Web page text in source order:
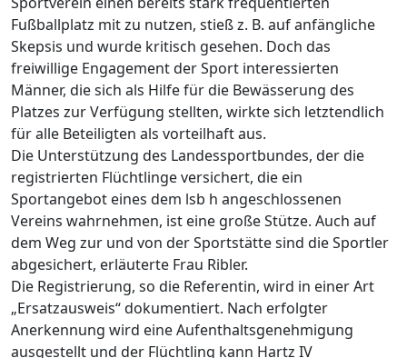
Fußballplatz mit zu nutzen, stieß z. B. auf anfängliche
Skepsis und wurde kritisch gesehen. Doch das
freiwillige Engagement der Sport interessierten
Männer, die sich als Hilfe für die Bewässerung des
Platzes zur Verfügung stellten, wirkte sich letztendlich
für alle Beteiligten als vorteilhaft aus.
Die Unterstützung des Landessportbundes, der die
registrierten Flüchtlinge versichert, die ein
Sportangebot eines dem lsb h angeschlossenen
Vereins wahrnehmen, ist eine große Stütze. Auch auf
dem Weg zur und von der Sportstätte sind die Sportler
abgesichert, erläuterte Frau Ribler.
Die Registrierung, so die Referentin, wird in einer Art
„Ersatzausweis“ dokumentiert. Nach erfolgter
Anerkennung wird eine Aufenthaltsgenehmigung
ausgestellt und der Flüchtling kann Hartz IV